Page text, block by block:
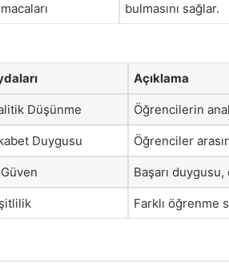
bulmasını sağlar.
Açıklama
Düşünme Öğrencilerin
Duygusu Öğrenciler
Başarı
Farklı öğrenme